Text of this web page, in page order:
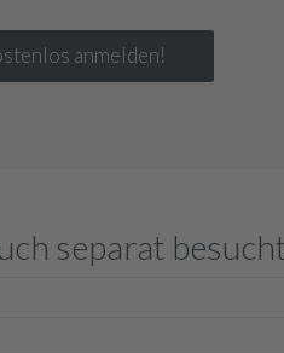
anmelden!
separat